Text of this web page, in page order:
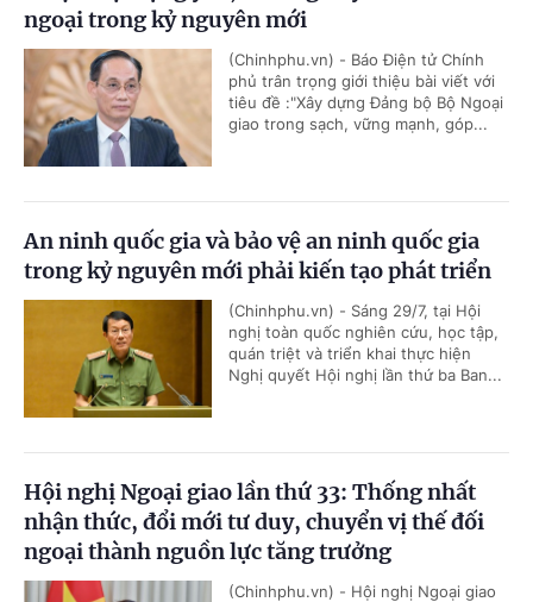
ngoại trong kỷ nguyên mới
(Chinhphu.vn) - Báo Điện tử Chính
phủ trân trọng giới thiệu bài viết với
tiêu đề :"Xây dựng Đảng bộ Bộ Ngoại
giao trong sạch, vững mạnh, góp...
An ninh quốc gia và bảo vệ an ninh quốc gia
trong kỷ nguyên mới phải kiến tạo phát triển
(Chinhphu.vn) - Sáng 29/7, tại Hội
nghị toàn quốc nghiên cứu, học tập,
quán triệt và triển khai thực hiện
Nghị quyết Hội nghị lần thứ ba Ban...
Hội nghị Ngoại giao lần thứ 33: Thống nhất
nhận thức, đổi mới tư duy, chuyển vị thế đối
ngoại thành nguồn lực tăng trưởng
(Chinhphu.vn) - Hội nghị Ngoại giao